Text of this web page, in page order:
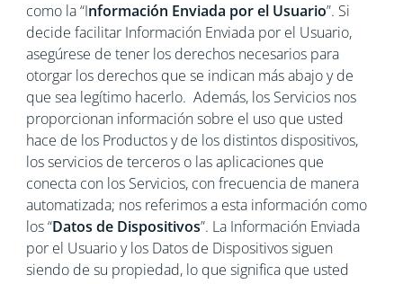
como la “Información Enviada por el Usuario”. Si
decide facilitar Información Enviada por el Usuario,
asegúrese de tener los derechos necesarios para
otorgar los derechos que se indican más abajo y de
que sea legítimo hacerlo. Además, los Servicios nos
proporcionan información sobre el uso que usted
hace de los Productos y de los distintos dispositivos,
los servicios de terceros o las aplicaciones que
conecta con los Servicios, con frecuencia de manera
automatizada; nos referimos a esta información como
los “Datos de Dispositivos”. La Información Enviada
por el Usuario y los Datos de Dispositivos siguen
siendo de su propiedad, lo que significa que usted